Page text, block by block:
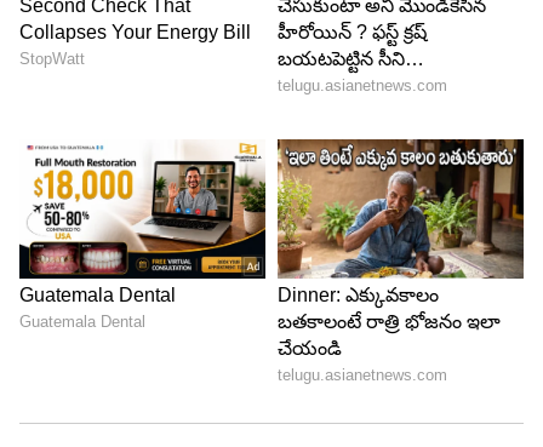
రేసులో ఎవరున్నారు? ఎవరు అవుట్?
ఈ సీజన్ ప్లేఆఫ్స్ లెక్కలు చూస్తే.. ముంబై ఇండియన్స్, లక్నో
సూపర్ జెయింట్స్ జట్లు అధికారికంగా ప్లేఆఫ్స్ రేసు నుండి
తప్పుకున్నాయి. ఢిల్లీ క్యాపిటల్స్, కోల్‌కతా నైట్ రైడర్స్
జట్లకు ఇంకా ఆశలు ఉన్నప్పటికీ, వారు ముందుకు
వెళ్లాలంటే ఏదైనా అద్భుతం జరగాల్సిందే.